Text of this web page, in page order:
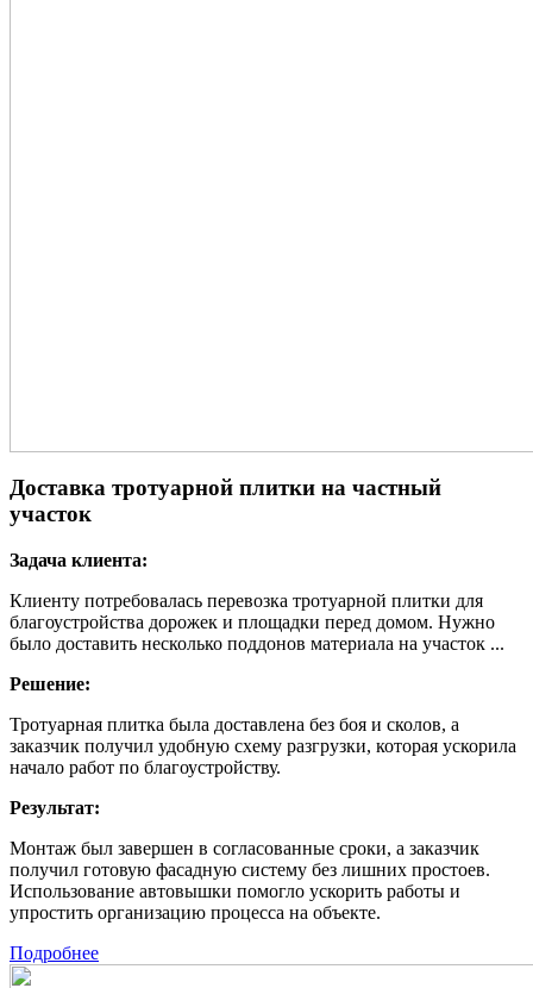
Доставка тротуарной плитки на частный
участок
Задача клиента:
Клиенту потребовалась перевозка тротуарной плитки для
благоустройства дорожек и площадки перед домом. Нужно
было доставить несколько поддонов материала на участок ...
Решение:
Тротуарная плитка была доставлена без боя и сколов, а
заказчик получил удобную схему разгрузки, которая ускорила
начало работ по благоустройству.
Результат:
Монтаж был завершен в согласованные сроки, а заказчик
получил готовую фасадную систему без лишних простоев.
Использование автовышки помогло ускорить работы и
упростить организацию процесса на объекте.
Подробнее